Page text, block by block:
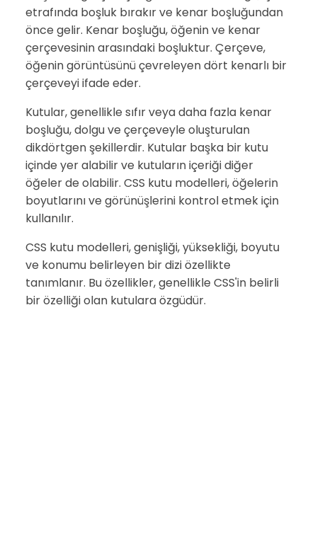
etrafında boşluk bırakır ve kenar boşluğundan
önce gelir. Kenar boşluğu, öğenin ve kenar
çerçevesinin arasındaki boşluktur. Çerçeve,
öğenin görüntüsünü çevreleyen dört kenarlı bir
çerçeveyi ifade eder.
Kutular, genellikle sıfır veya daha fazla kenar
boşluğu, dolgu ve çerçeveyle oluşturulan
dikdörtgen şekillerdir. Kutular başka bir kutu
içinde yer alabilir ve kutuların içeriği diğer
öğeler de olabilir. CSS kutu modelleri, öğelerin
boyutlarını ve görünüşlerini kontrol etmek için
kullanılır.
CSS kutu modelleri, genişliği, yüksekliği, boyutu
ve konumu belirleyen bir dizi özellikte
tanımlanır. Bu özellikler, genellikle CSS'in belirli
bir özelliği olan kutulara özgüdür.